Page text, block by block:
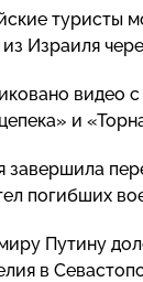
туристы
Израиля
видео
и
завершила
погибших
Путину
в